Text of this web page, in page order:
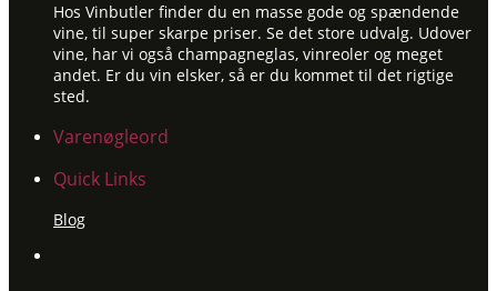
Hos Vinbutler finder du en masse gode og spændende
vine, til super skarpe priser. Se det store udvalg. Udover
vine, har vi også champagneglas, vinreoler og meget
andet. Er du vin elsker, så er du kommet til det rigtige
sted.
Varenøgleord
Quick Links
Blog